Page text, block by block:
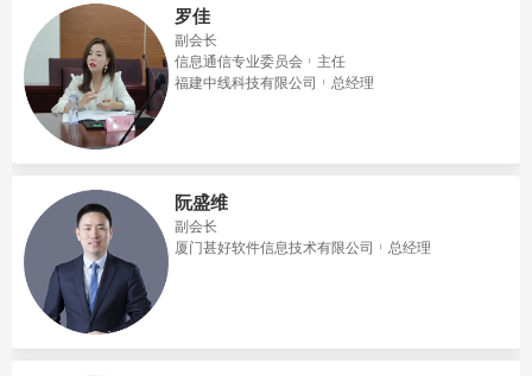
罗佳
副会长
信息通信专业委员会
主任
福建中线科技有限公司
总经理
阮盛维
副会长
厦门甚好软件信息技术有限公司
总经理